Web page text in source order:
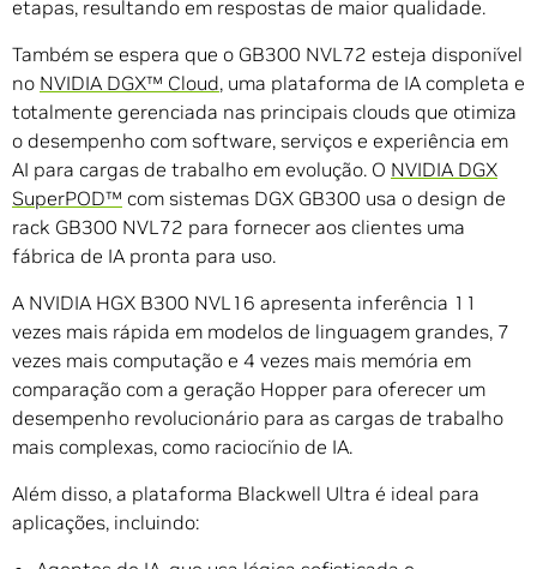
etapas, resultando em respostas de maior qualidade.
Também se espera que o GB300 NVL72 esteja disponível
no NVIDIA DGX™ Cloud, uma plataforma de IA completa e
totalmente gerenciada nas principais clouds que otimiza
o desempenho com software, serviços e experiência em
AI para cargas de trabalho em evolução. O NVIDIA DGX
SuperPOD™ com sistemas DGX GB300 usa o design de
rack GB300 NVL72 para fornecer aos clientes uma
fábrica de IA pronta para uso.
A NVIDIA HGX B300 NVL16 apresenta inferência 11
vezes mais rápida em modelos de linguagem grandes, 7
vezes mais computação e 4 vezes mais memória em
comparação com a geração Hopper para oferecer um
desempenho revolucionário para as cargas de trabalho
mais complexas, como raciocínio de IA.
Além disso, a plataforma Blackwell Ultra é ideal para
aplicações, incluindo: